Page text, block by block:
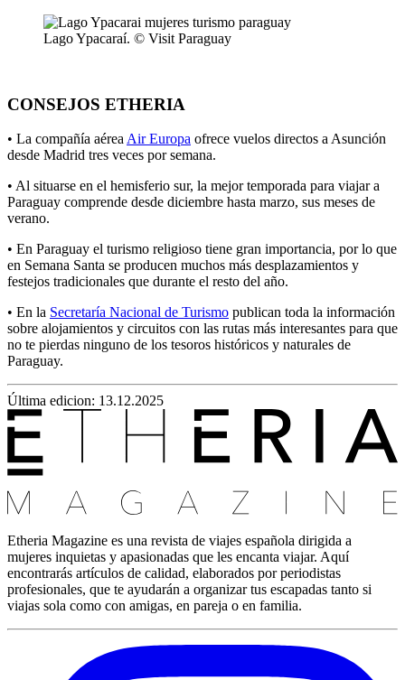
Lago Ypacaraí. © Visit Paraguay
CONSEJOS ETHERIA
• La compañía aérea Air Europa ofrece vuelos directos a Asunción
desde Madrid tres veces por semana.
• Al situarse en el hemisferio sur, la mejor temporada para viajar a
Paraguay comprende desde diciembre hasta marzo, sus meses de
verano.
• En Paraguay el turismo religioso tiene gran importancia, por lo que
en Semana Santa se producen muchos más desplazamientos y
festejos tradicionales que durante el resto del año.
• En la Secretaría Nacional de Turismo publican toda la información
sobre alojamientos y circuitos con las rutas más interesantes para que
no te pierdas ninguno de los tesoros históricos y naturales de
Paraguay.
Última edicion: 13.12.2025
Etheria Magazine es una revista de viajes española dirigida a
mujeres inquietas y apasionadas que les encanta viajar. Aquí
encontrarás artículos de calidad, elaborados por periodistas
profesionales, que te ayudarán a organizar tus escapadas tanto si
viajas sola como con amigas, en pareja o en familia.